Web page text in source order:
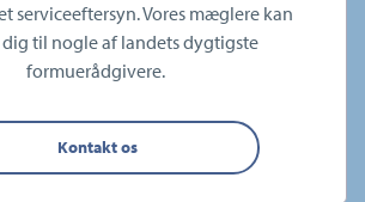
serviceeftersyn. Vores mæglere kan
til nogle af landets dygtigste
formuerådgivere.
Kontakt os